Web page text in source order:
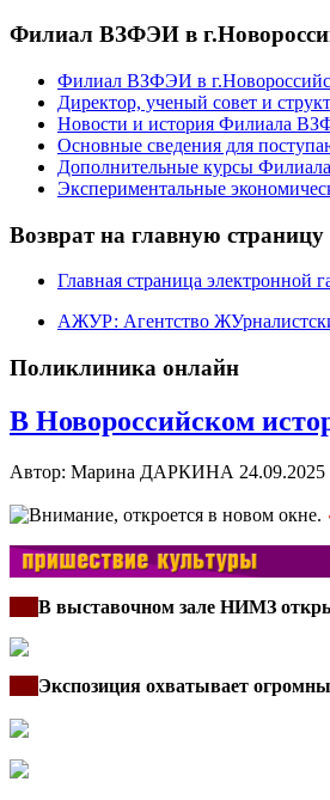
Филиал ВЗФЭИ в
Филиал ВЗФЭИ в
Директор, ученый совет и
Новости и история Филиала
Основные сведения для
Дополнительные курсы
Экспериментальные
Возврат на главную
Главная страница
АЖУР: Агентство
Поликлиника онлайн
В Новороссийском
Автор: Марина ДАРКИНА 24.09.2025
В выставочном зале НИМЗ
Экспозиция охватывает